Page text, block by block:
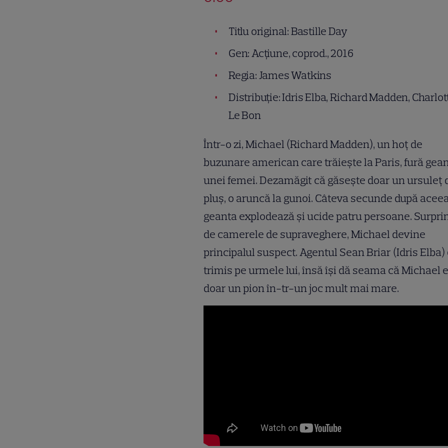
Titlu original: Bastille Day
Gen: Acțiune, coprod., 2016
Regia: James Watkins
Distribuție: Idris Elba, Richard Madden,
Le Bon
Într-o zi, Michael (Richard Madden), un hoț de
buzunare american care trăiește la Paris, fură
unei femei. Dezamăgit că găsește doar un ursuleț
pluș, o aruncă la gunoi. Câteva secunde după
geanta explodează și ucide patru persoane.
de camerele de supraveghere, Michael devine
principalul suspect. Agentul Sean Briar (Idris Elba)
trimis pe urmele lui, însă își dă seama că Michael
doar un pion în-tr-un joc mult mai mare.